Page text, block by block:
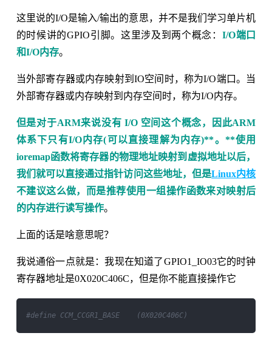
这里说的I/O是输入/输出的意思，并不是我们学习单片机
的时候讲的GPIO引脚。这里涉及到两个概念： I/O端口
和I/O内存。
当外部寄存器或内存映射到IO空间时，称为I/O端口。当
外部寄存器或内存映射到内存空间时，称为I/O内存。
但是对于ARM来说没有 I/O 空间这个概念，因此ARM
体系下只有I/O内存(可以直接理解为内存)**。**使用
ioremap函数将寄存器的物理地址映射到虚拟地址以后，
我们就可以直接通过指针访问这些地址，但是Linux内核
不建议这么做，而是推荐使用一组操作函数来对映射后
的内存进行读写操作。
上面的话是啥意思呢？
我说通俗一点就是：我现在知道了GPIO1_IO03它的时钟
寄存器地址是0X020C406C，但是你不能直接操作它
#define CCM_CCGR1_BASE    (0X020C406C)